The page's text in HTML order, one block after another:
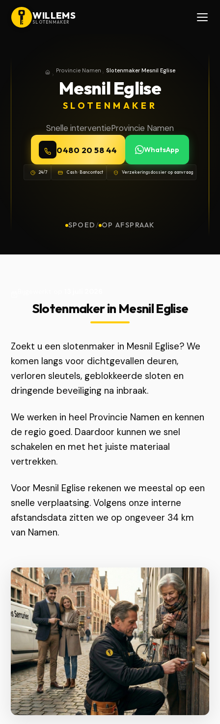
WILLEMS
SLOTENMAKER
HomeProvincie Namen
Provincie Namen Slotenmaker Mesnil Eglise
Mesnil Eglise
SLOTENMAKER
Snelle interventieProvincie Namen
0480 20 58 44 WhatsApp
24/7 Cash · Bancontact Verzekeringsdossier op aanvraag
SPOED / OP AFSPRAAK
Slotenmaker in Mesnil Eglise
Zoekt u een slotenmaker in Mesnil Eglise? We
komen langs voor dichtgevallen deuren,
verloren sleutels, geblokkeerde sloten en
dringende beveiliging na inbraak.
We werken in heel Provincie Namen en kennen
de regio goed. Daardoor kunnen we snel
schakelen en met het juiste materiaal
vertrekken.
Voor Mesnil Eglise rekenen we meestal op een
snelle verplaatsing. Volgens onze interne
afstandsdata zitten we op ongeveer 34 km
van Namen.